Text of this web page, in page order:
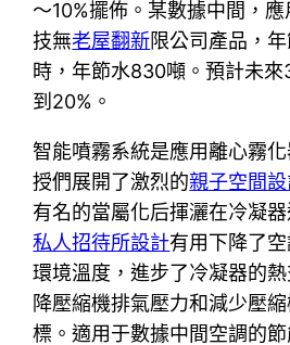
～10%擺佈。某數據中間，
技無老屋翻新限公司產品，
時，年節水830噸。預計未
到20%。
智能噴霧系統是應用離心霧
授們展開了激烈的親子空間
有名的當屬化后揮灑在冷凝器
私人招待所設計有用下降了
環境溫度，進步了冷凝器的
降壓縮機排氣壓力和減少壓
標。適用于數據中間空調的